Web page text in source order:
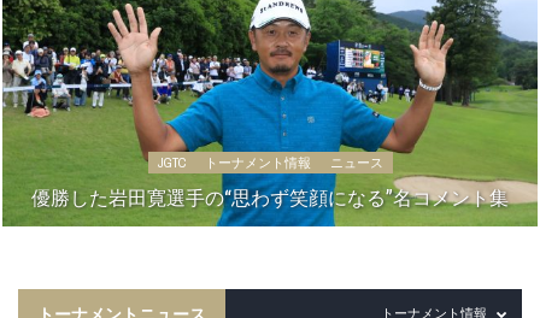
JGTC トーナメント情報 ニュース
優勝した岩田寛選手の“思わず笑顔になる”名コメント集
トーナメント情報